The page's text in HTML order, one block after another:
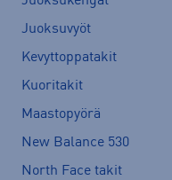
Juoksuvyöt
Kevyttoppatakit
Kuoritakit
Maastopyörä
New Balance 530
North Face takit